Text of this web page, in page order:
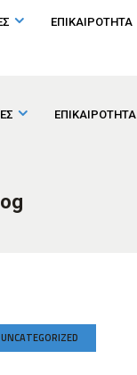
ΕΠΙΚΑΙΡΟΤΗΤΑ
ΕΠΙΚΑΙΡΟΤΗΤΑ
UNCATEGORIZED